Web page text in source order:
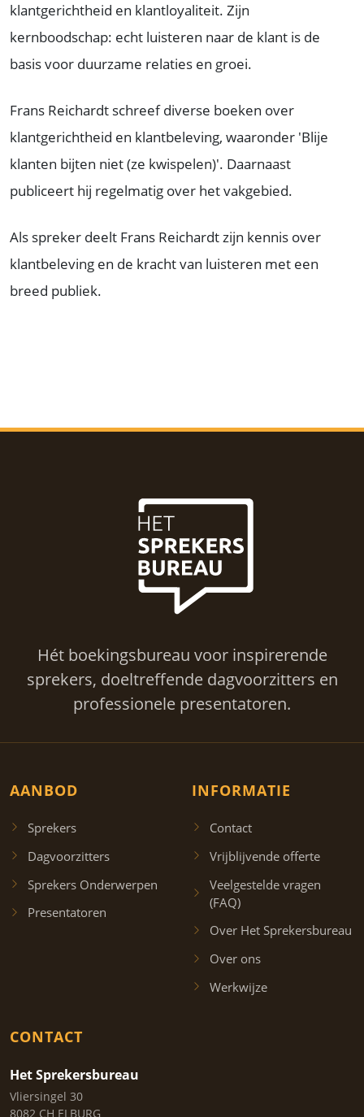
klantgerichtheid en klantloyaliteit. Zijn
kernboodschap: echt luisteren naar de klant is de
basis voor duurzame relaties en groei.
Frans Reichardt schreef diverse boeken over
klantgerichtheid en klantbeleving, waaronder 'Blije
klanten bijten niet (ze kwispelen)'. Daarnaast
publiceert hij regelmatig over het vakgebied.
Als spreker deelt Frans Reichardt zijn kennis over
klantbeleving en de kracht van luisteren met een
breed publiek.
Hét boekingsbureau voor inspirerende
sprekers, doeltreffende dagvoorzitters en
professionele presentatoren.
AANBOD
Sprekers
Dagvoorzitters
Sprekers Onderwerpen
Presentatoren
INFORMATIE
Contact
Vrijblijvende offerte
Veelgestelde vragen
(FAQ)
Over Het Sprekersbureau
Over ons
Werkwijze
CONTACT
Het Sprekersbureau
Vliersingel 30
8082 CH ELBURG